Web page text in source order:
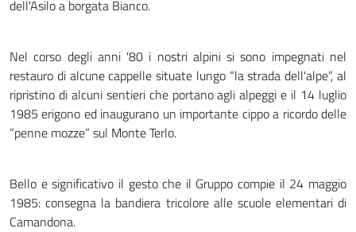
dell'Asilo a borgata Bianco.
Nel corso degli anni '80 i nostri alpini si sono impegnati nel
restauro di alcune cappelle situate lungo “la strada dell'alpe”, al
ripristino di alcuni sentieri che portano agli alpeggi e il 14 luglio
1985 erigono ed inaugurano un importante cippo a ricordo delle
“penne mozze” sul Monte Terlo.
Bello e significativo il gesto che il Gruppo compie il 24 maggio
1985: consegna la bandiera tricolore alle scuole elementari di
Camandona.